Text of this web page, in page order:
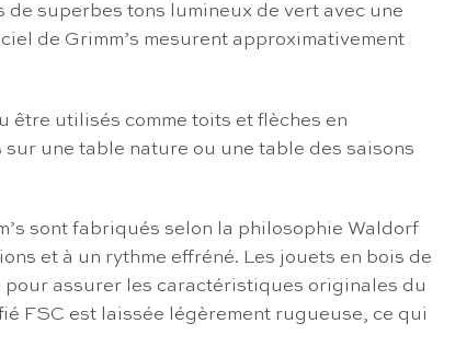
de superbes tons lumineux de vert avec une
de Grimm’s mesurent approximativement
être utilisés comme toits et flèches en
une table nature ou une table des saisons
sont fabriqués selon la philosophie Waldorf
et à un rythme effréné. Les jouets en bois de
pour assurer les caractéristiques originales du
FSC est laissée légèrement rugueuse, ce qui